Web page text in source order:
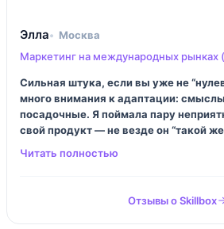
Элла
Москва
Маркетинг на международных рынках
Сильная штука, если вы уже не
много внимания к адаптации:
посадочные. Я поймала пару
свой продукт — не везде он “такой
Но лучше в курсе узнать, чем в
Отзывы о Skillbox